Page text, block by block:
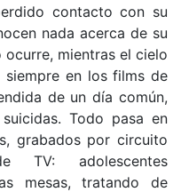
contacto con su
nada acerca de su
mientras el cielo
siempre en los films de
de un día común,
Todo pasa en
grabados por circuito
TV: adolescentes
mesas, tratando de